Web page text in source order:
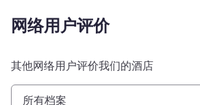
网络用户评价
其他网络用户评价我们的酒店
所有档案